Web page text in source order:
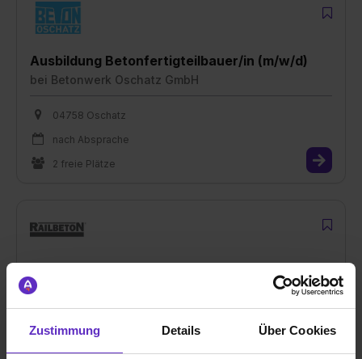
Zustimmung Details Über Cookies
Ausbildung Betonfertigteilbauer/in (m/w/d)
bei Betonwerk Oschatz GmbH
04758 Oschatz
nach Absprache
2 freie Plätze
Ausbildung Verfahrensmechaniker/in- Steine-
und Erdenindustrie- Fachrichtung
Vorgefertigte Betonerzeugnisse (M/W/D)
beiRAILBETON HAAS GmbH